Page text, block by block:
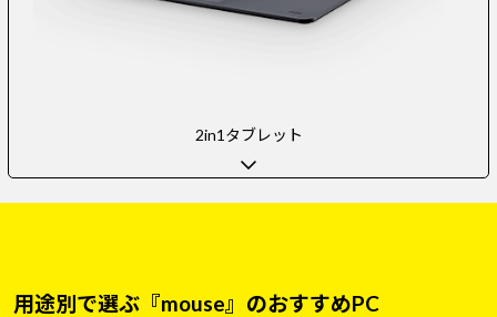
2in1タブレット
用途別で選ぶ『mouse』のおすすめPC